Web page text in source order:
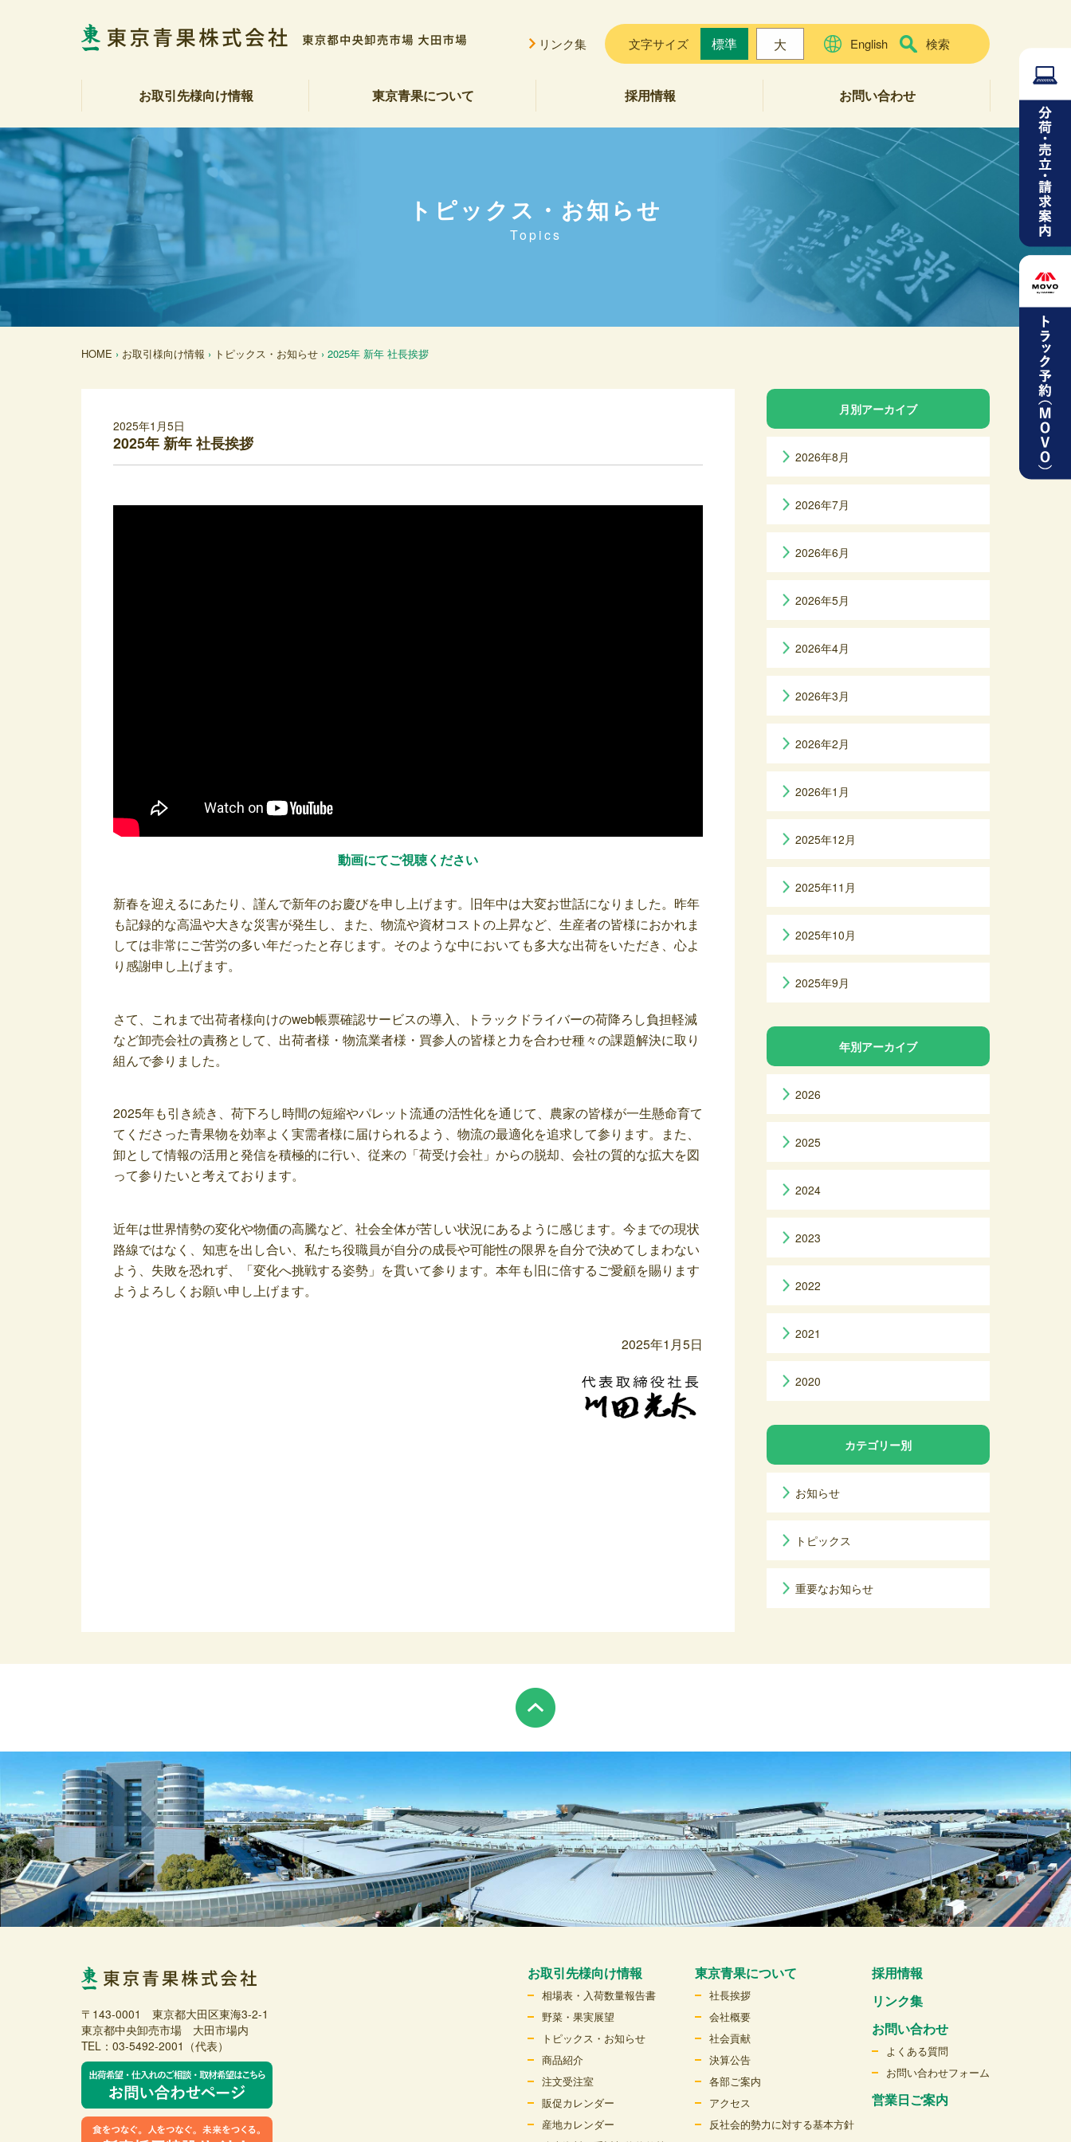
リンク集 文字サイズ 標準 大 English 検索
お取引先様向け情報
相場表・入荷数量報告書
野菜・果実展望
トピックス・お知らせ
商品紹介
注文受注室
販促カレンダー
産地カレンダー
公表資料（受託契約約款等）
東京青果について
社長挨拶
会社概要
社会貢献
決算公告
各部ご案内
アクセス
反社会的勢力に対する基本方針
採用情報
お問い合わせ
よくある質問
お問い合わせフォーム
トピックス・お知らせ
Topics
HOME › お取引様向け情報 › トピックス・お知らせ › 2025年 新年 社長挨拶
2025年1月5日
2025年 新年 社長挨拶
動画にてご視聴ください
新春を迎えるにあたり、謹んで新年のお慶びを申し上げます。旧年中は大変お世話になりました。昨年
も記録的な高温や大きな災害が発生し、また、物流や資材コストの上昇など、生産者の皆様におかれま
しては非常にご苦労の多い年だったと存じます。そのような中においても多大な出荷をいただき、心よ
り感謝申し上げます。
さて、これまで出荷者様向けのweb帳票確認サービスの導入、トラックドライバーの荷降ろし負担軽減
など卸売会社の責務として、出荷者様・物流業者様・買参人の皆様と力を合わせ種々の課題解決に取り
組んで参りました。
2025年も引き続き、荷下ろし時間の短縮やパレット流通の活性化を通じて、農家の皆様が一生懸命育て
てくださった青果物を効率よく実需者様に届けられるよう、物流の最適化を追求して参ります。また、
卸として情報の活用と発信を積極的に行い、従来の「荷受け会社」からの脱却、会社の質的な拡大を図
って参りたいと考えております。
近年は世界情勢の変化や物価の高騰など、社会全体が苦しい状況にあるように感じます。今までの現状
路線ではなく、知恵を出し合い、私たち役職員が自分の成長や可能性の限界を自分で決めてしまわない
よう、失敗を恐れず、「変化へ挑戦する姿勢」を貫いて参ります。本年も旧に倍するご愛顧を賜ります
ようよろしくお願い申し上げます。
2025年1月5日
月別アーカイブ
2026年8月
2026年7月
2026年6月
2026年5月
2026年4月
2026年3月
2026年2月
2026年1月
2025年12月
2025年11月
2025年10月
2025年9月
年別アーカイブ
2026
2025
2024
2023
2022
2021
2020
カテゴリー別
お知らせ
トピックス
重要なお知らせ
〒143-0001 東京都大田区東海3-2-1
東京都中央卸売市場 大田市場内
TEL：03-5492-2001（代表）
お取引先様向け情報
相場表・入荷数量報告書
野菜・果実展望
トピックス・お知らせ
商品紹介
注文受注室
販促カレンダー
産地カレンダー
東京青果について
社長挨拶
会社概要
社会貢献
決算公告
各部ご案内
アクセス
反社会的勢力に対する基本方針
採用情報
リンク集
お問い合わせ
よくある質問
お問い合わせフォーム
営業日ご案内